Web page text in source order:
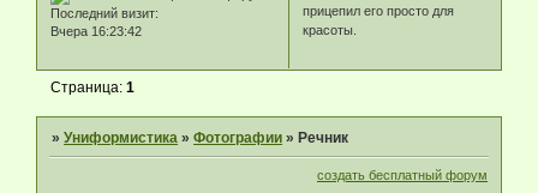
Последний визит:
Вчера 16:23:42
прицепил его просто для
красоты.
Страница:1
»Униформистика »Фотографии » Речник
создать бесплатный форум